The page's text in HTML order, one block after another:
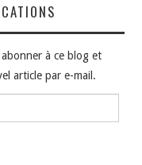
à ce blog et
article par e-mail.